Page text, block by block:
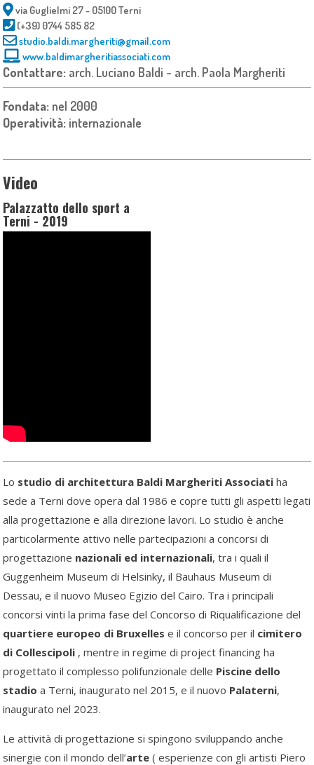
via Guglielmi 27 - 05100 Terni
(+39) 0744 585 82
studio.baldi.margheriti@gmail.com
www.baldimargheritiassociati.com
Contattare: arch. Luciano Baldi - arch. Paola Margheriti
Fondata: nel 2000
Operatività: internazionale
Video
Palazzatto dello sport a
Terni - 2019
Lo studio di architettura Baldi Margheriti Associati ha
sede a Terni dove opera dal 1986 e copre tutti gli aspetti legati
alla progettazione e alla direzione lavori. Lo studio è anche
particolarmente attivo nelle partecipazioni a concorsi di
progettazione nazionali ed internazionali, tra i quali il
Guggenheim Museum di Helsinky, il Bauhaus Museum di
Dessau, e il nuovo Museo Egizio del Cairo. Tra i principali
concorsi vinti la prima fase del Concorso di Riqualificazione del
quartiere europeo di Bruxelles e il concorso per il cimitero
di Collescipoli , mentre in regime di project financing ha
progettato il complesso polifunzionale delle Piscine dello
stadioa Terni, inaugurato nel 2015, e il nuovo Palaterni,
inaugurato nel 2023.
Le attività di progettazione si spingono sviluppando anche
sinergie con il mondo dell’arte ( esperienze con gli artisti Piero